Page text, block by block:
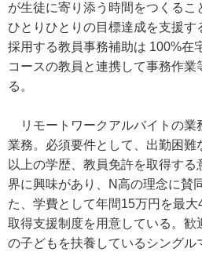
が生徒に寄り添う時間をつくるこ
ひとりひとりの目標達成を支援
採用する教員事務補助は 100%在
コースの教員と連携して事務作業
る。
リモートワークアルバイトの業
業務。必須要件として、出勤困難
以上の学歴、教員免許を取得す
界に興味があり、N高の理念に賛
た、学費として年間15万円を最
取得支援制度を用意している。歓
の子どもを扶養しているシングル